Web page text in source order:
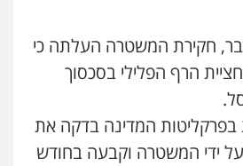
חקירת המשטרה העלתה כי
הרף הפלילי בסכסוך
המדינה בדקה את
ידי המשטרה וקבעה בחודש